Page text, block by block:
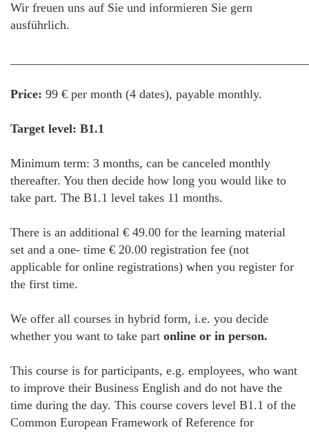
Wir freuen uns auf Sie und informieren Sie gern
ausführlich.
Price: 99 € per month (4 dates), payable monthly.
Target level: B1.1
Minimum term: 3 months, can be canceled monthly
thereafter. You then decide how long you would like to
take part. The B1.1 level takes 11 months.
There is an additional € 49.00 for the learning material
set and a one- time € 20.00 registration fee (not
applicable for online registrations) when you register for
the first time.
We offer all courses in hybrid form, i.e. you decide
whether you want to take part online or in person.
This course is for participants, e.g. employees, who want
to improve their Business English and do not have the
time during the day. This course covers level B1.1 of the
Common European Framework of Reference for